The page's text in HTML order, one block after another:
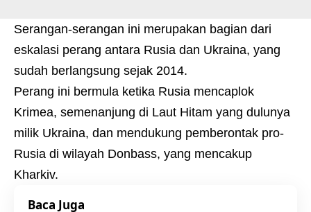
Serangan-serangan ini merupakan bagian dari
eskalasi perang antara Rusia dan Ukraina, yang
sudah berlangsung sejak 2014.
Perang ini bermula ketika Rusia mencaplok
Krimea, semenanjung di Laut Hitam yang dulunya
milik Ukraina, dan mendukung pemberontak pro-
Rusia di wilayah Donbass, yang mencakup
Kharkiv.
Baca Juga